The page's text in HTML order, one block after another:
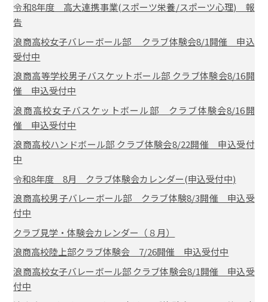
令和8年度 高大連携事業(スポーツ栄養/スポーツ心理) 報
告
浪商高校女子バレーボール部 クラブ体験会8/1開催 申込
受付中
浪商高等学校男子バスケットボール部 クラブ体験会8/16開
催 申込受付中
浪商高校女子バスケットボール部 クラブ体験会8/16開
催 申込受付中
浪商高校ハンドボール部 クラブ体験会8/22開催 申込受付
中
令和8年度 8月 クラブ体験会カレンダー(申込受付中)
浪商高校男子バレーボール部 クラブ体験8/3開催 申込受
付中
クラブ見学・体験会カレンダー（８月）
浪商高校陸上部クラブ体験会 7/26開催 申込受付中
浪商高校女子バレーボール部 クラブ体験会8/1開催 申込受
付中